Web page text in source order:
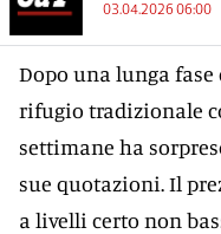
03.04.2026 06:00
Dopo una lunga
rifugio tradizionale
settimane ha
sue quotazioni. Il
a livelli certo non